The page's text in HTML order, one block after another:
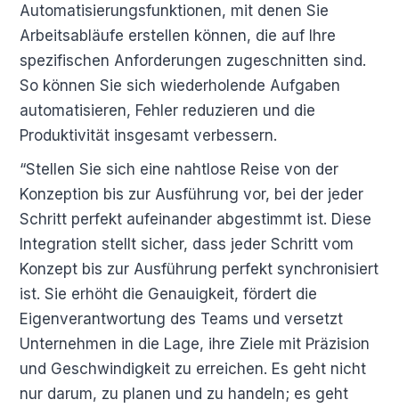
Automatisierungsfunktionen, mit denen Sie
Arbeitsabläufe erstellen können, die auf Ihre
spezifischen Anforderungen zugeschnitten sind.
So können Sie sich wiederholende Aufgaben
automatisieren, Fehler reduzieren und die
Produktivität insgesamt verbessern.
“Stellen Sie sich eine nahtlose Reise von der
Konzeption bis zur Ausführung vor, bei der jeder
Schritt perfekt aufeinander abgestimmt ist. Diese
Integration stellt sicher, dass jeder Schritt vom
Konzept bis zur Ausführung perfekt synchronisiert
ist. Sie erhöht die Genauigkeit, fördert die
Eigenverantwortung des Teams und versetzt
Unternehmen in die Lage, ihre Ziele mit Präzision
und Geschwindigkeit zu erreichen. Es geht nicht
nur darum, zu planen und zu handeln; es geht